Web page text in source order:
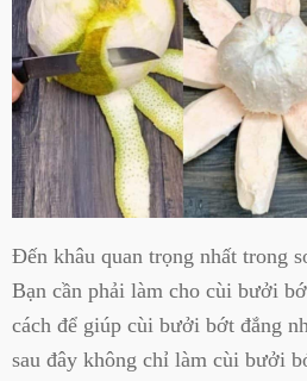
Đến khâu quan trọng nhất trong
Bạn cần phải làm cho cùi bưởi
cách để giúp cùi bưởi bớt đắng
sau đây không chỉ làm cùi bưởi